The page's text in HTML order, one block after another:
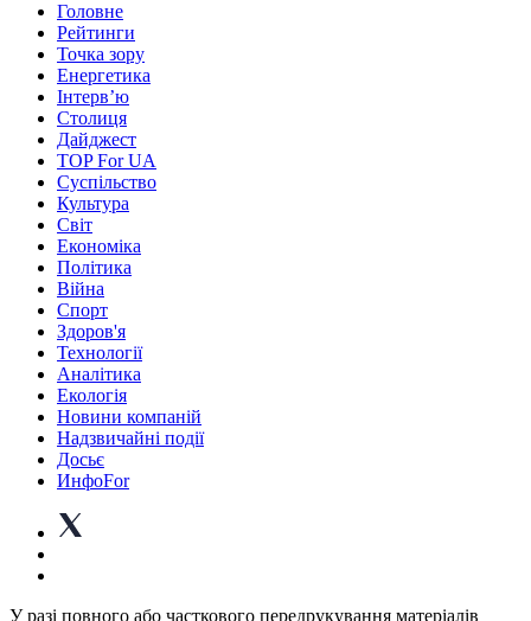
Головне
Рейтинги
Точка зору
Енергетика
Інтерв’ю
Столиця
Дайджест
TOP For UA
Суспiльство
Культура
Світ
Економіка
Політика
Війна
Спорт
Здоров'я
Технології
Аналітика
Екологія
Новини компаній
Надзвичайні події
Досьє
ИнфоFor
У разі повного або часткового передрукування матеріалів